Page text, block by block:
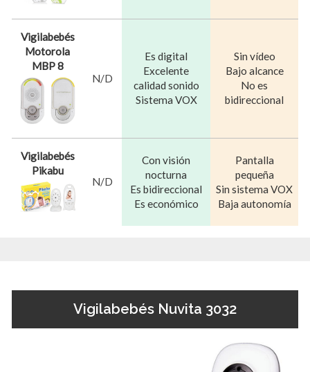
Vigilabebés
Motorola
MBP 8
N/D
Es digital
Excelente
calidad sonido
Sistema VOX
Sin vídeo
Bajo alcance
No es
bidireccional
Vigilabebés
Pikabu
N/D
Con visión
nocturna
Es bidireccional
Es económico
Pantalla
pequeña
Sin sistema VOX
Baja autonomía
Vigilabebés Nuvita 3032